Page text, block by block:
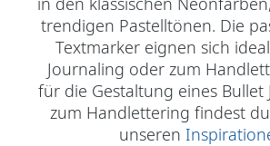
trendigen Pastelltönen. Die
Textmarker eignen sich
Journaling oder zum
für die Gestaltung eines Bullet
zum Handlettering findest
unseren